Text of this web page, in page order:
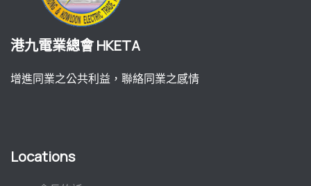
港九電業總會 HKETA
增進同業之公共利益，聯絡同業之感情
Locations